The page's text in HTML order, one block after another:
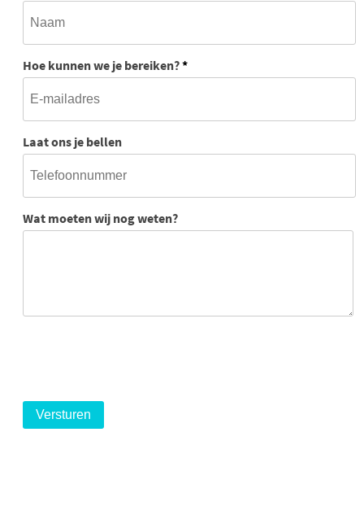
Hoe kunnen we je bereiken?*
Laat ons je bellen
Wat moeten wij nog weten?